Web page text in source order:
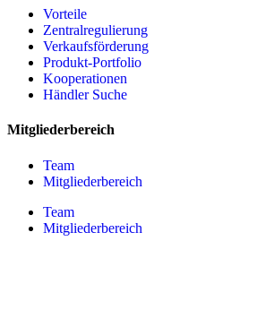
Vorteile
Zentralregulierung
Verkaufsförderung
Produkt-Portfolio
Kooperationen
Händler Suche
Mitgliederbereich
Team
Mitgliederbereich
Team
Mitgliederbereich